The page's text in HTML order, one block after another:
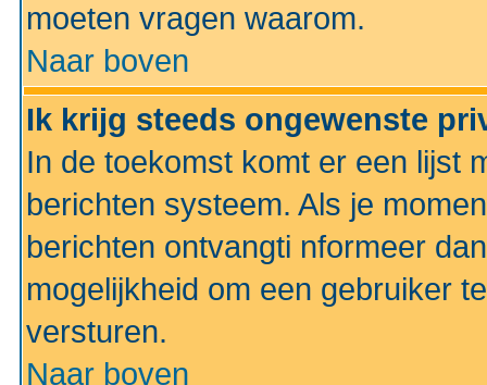
moeten vragen waarom.
Naar boven
Ik krijg steeds ongewenste
In de toekomst komt er een lijst
berichten systeem. Als je
berichten ontvangti nformeer
mogelijkheid om een gebruiker
versturen.
Naar boven